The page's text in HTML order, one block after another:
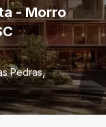
- Morro
Pedras,